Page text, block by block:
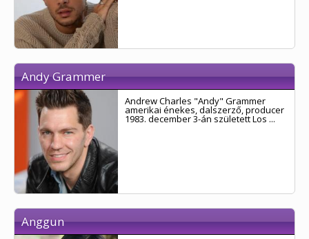
Andy Grammer
Andrew Charles "Andy" Grammer
amerikai énekes, dalszerző, producer
1983. december 3-án született Los ...
Anggun